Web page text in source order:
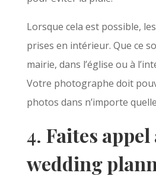
Lorsque cela est possible,
prises en intérieur. Que ce
mairie, dans l’église ou à
Votre photographe doit
photos dans n’importe
4. Faites appel
wedding